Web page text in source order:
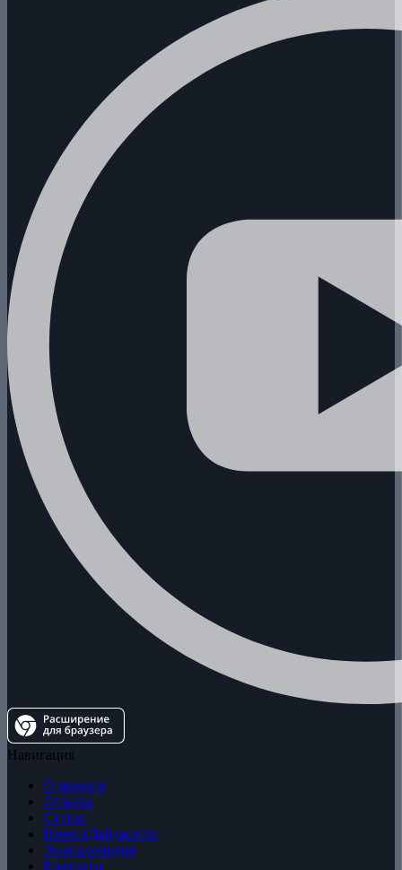
Навигация
О проекте
Отзывы
Статьи
ИнвестДайджесты
Энциклопедия
Контакты